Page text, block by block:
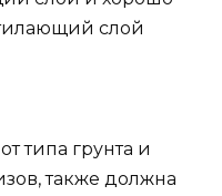
слой
типа грунта и
также должна